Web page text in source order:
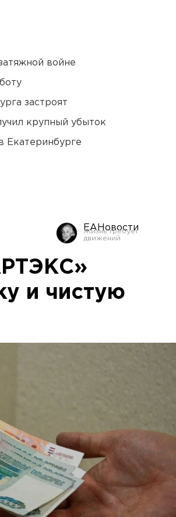
войне
застроят
крупный убыток
Екатеринбурге
ЕАНовости
и чистую